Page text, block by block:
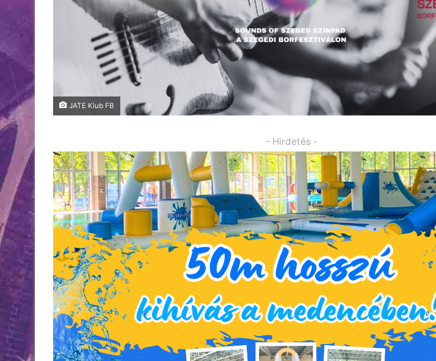
JATE Klub FB
- Hirdetés -